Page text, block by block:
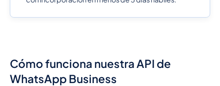
Cómo funciona nuestra API de
WhatsApp Business